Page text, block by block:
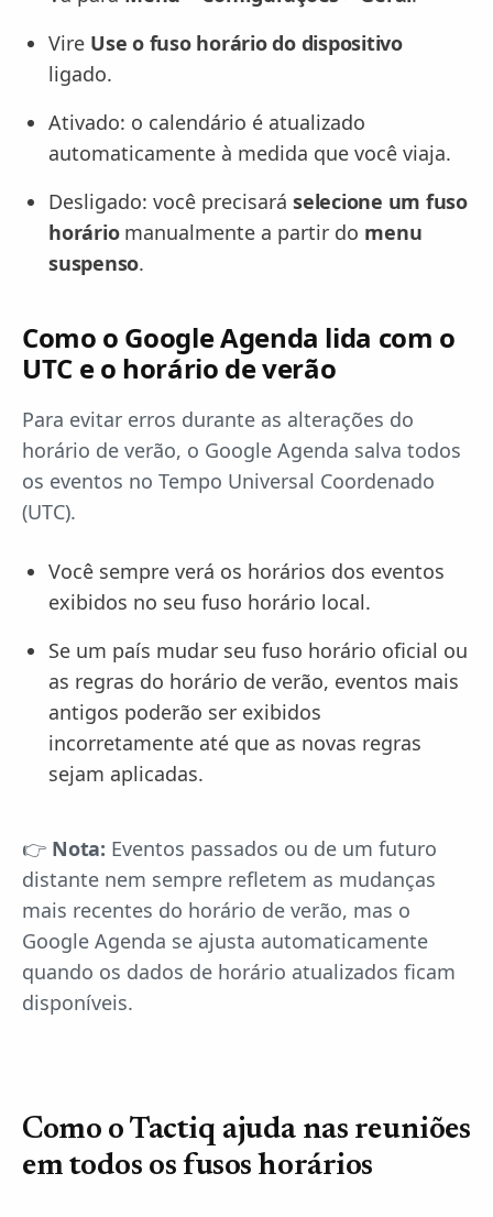
Vire Use o fuso horário do dispositivo
ligado.
Ativado: o calendário é atualizado
automaticamente à medida que você viaja.
Desligado: você precisará selecione um fuso
horáriomanualmente a partir do menu
suspenso.
Como o Google Agenda lida com o
UTC e o horário de verão
Para evitar erros durante as alterações do
horário de verão, o Google Agenda salva todos
os eventos no Tempo Universal Coordenado
(UTC).
Você sempre verá os horários dos eventos
exibidos no seu fuso horário local.
Se um país mudar seu fuso horário oficial ou
as regras do horário de verão, eventos mais
antigos poderão ser exibidos
incorretamente até que as novas regras
sejam aplicadas.
👉 Nota: Eventos passados ou de um futuro
distante nem sempre refletem as mudanças
mais recentes do horário de verão, mas o
Google Agenda se ajusta automaticamente
quando os dados de horário atualizados ficam
disponíveis.
Como o Tactiq ajuda nas reuniões
em todos os fusos horários